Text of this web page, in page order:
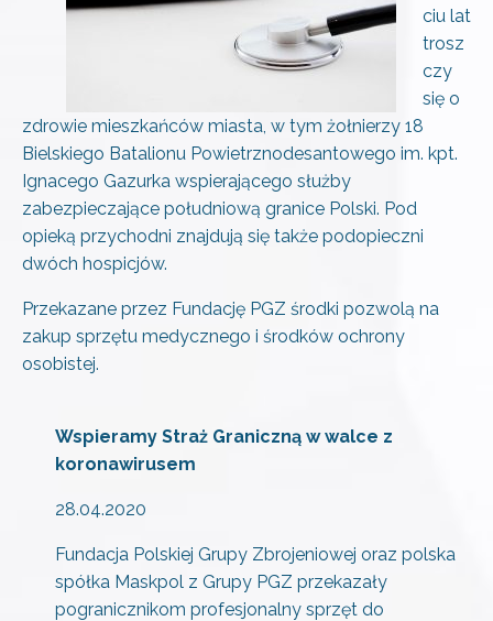
ciu lat
trosz
czy
się o
zdrowie mieszkańców miasta, w tym żołnierzy 18
Bielskiego Batalionu Powietrznodesantowego im. kpt.
Ignacego Gazurka wspierającego służby
zabezpieczające południową granice Polski. Pod
opieką przychodni znajdują się także podopieczni
dwóch hospicjów.
Przekazane przez Fundację PGZ środki pozwolą na
zakup sprzętu medycznego i środków ochrony
osobistej.
Wspieramy Straż Graniczną w walce z
koronawirusem
28.04.2020
Fundacja Polskiej Grupy Zbrojeniowej oraz polska
spółka Maskpol z Grupy PGZ przekazały
pogranicznikom profesjonalny sprzęt do